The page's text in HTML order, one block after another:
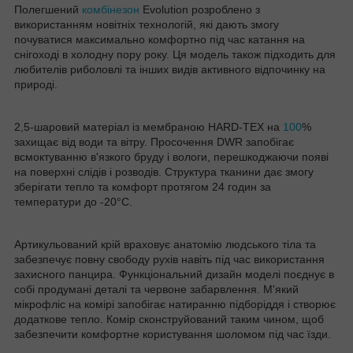
Полегшений комбінезон Evolution розроблено з
використанням новітніх технологій, які дають змогу
почуватися максимально комфортно під час катання на
снігоході в холодну пору року. Ця модель також підходить для
любителів риболовлі та інших видів активного відпочинку на
природі.
2,5-шаровий матеріал із мембраною HARD-TEX на 100%
захищає від води та вітру. Просочення DWR запобігає
всмоктуванню в'язкого бруду і вологи, перешкоджаючи появі
на поверхні слідів і розводів. Структура тканини дає змогу
зберігати тепло та комфорт протягом 24 годин за
температури до -20°C.
Артикульований крій враховує анатомію людського тіла та
забезпечує повну свободу рухів навіть під час використання
захисного панцира. Функціональний дизайн моделі поєднує в
собі продумані деталі та червоне забарвлення. М'який
мікрофліс на комірі запобігає натиранню підборіддя і створює
додаткове тепло. Комір сконструйований таким чином, щоб
забезпечити комфортне користування шоломом під час їзди.